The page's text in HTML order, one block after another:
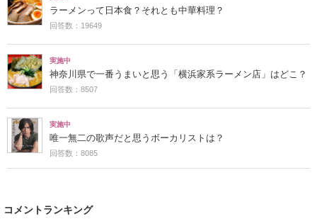
ラーメンって日本食？それとも中華料理？
回答数：19649
実施中
神奈川県で一番うまいと思う「横浜家系ラーメン店」はどこ？
回答数：8507
実施中
唯一無二の歌声だと思うボーカリストは？
回答数：8085
コメントランキング